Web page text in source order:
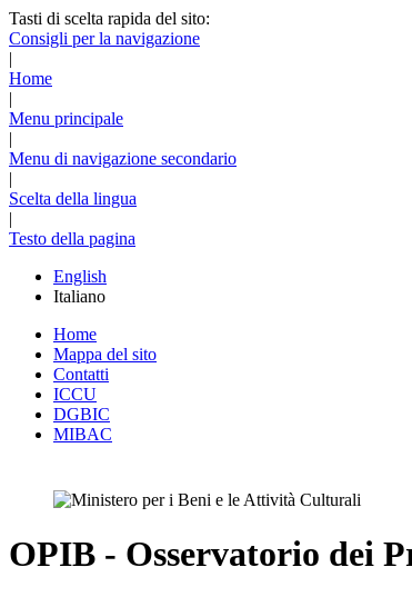
Tasti di scelta rapida del sito:
Consigli per la navigazione
|
Home
|
Menu principale
|
Menu di navigazione secondario
|
Scelta della lingua
|
Testo della pagina
English
Italiano
Home
Mappa del sito
Contatti
ICCU
DGBIC
MIBAC
OPIB - Osservatorio dei